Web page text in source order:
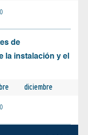
0
de
la instalación y el
diciembre
0